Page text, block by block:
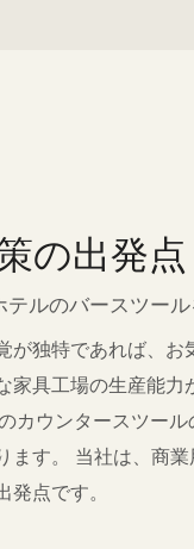
の出発点
ルのバースツー
が独特であれば、
家具工場の生産能力
カウンタースツー
ます。 当社は、商
点です。